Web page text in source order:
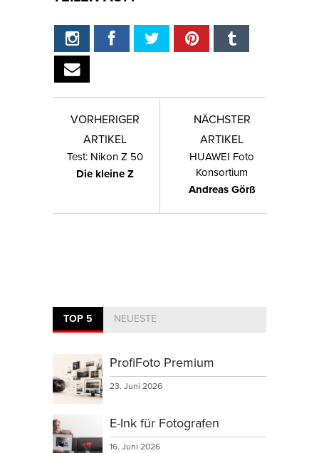
VORHERIGER
ARTIKEL
Test: Nikon Z 50
Die kleine Z
NÄCHSTER
ARTIKEL
HUAWEI Foto
Konsortium
Andreas Görß
TOP 5 NEUESTE
ProfiFoto Premium
23. Juni 2026
E-Ink für Fotografen
16. Juni 2026